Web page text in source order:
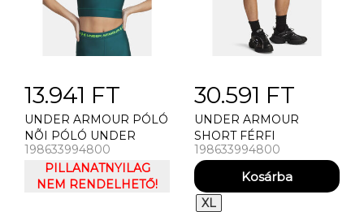
13.941 FT
UNDER ARMOUR PÓLÓ
NÕI PÓLÓ UNDER
ARMOUR HEATGEAR
CROP MOCK SS
198633994800
PILLANATNYILAG
NEM RENDELHETŐ!
30.591 FT
UNDER ARMOUR
SHORT FÉRFI
RÖVIDNADRÁG UNDER
ARMOUR UA
UNSTOPPABLE FLC
SHORTS
198633994800
XL